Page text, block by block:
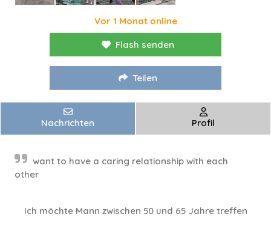
Vor 1 Monat online
Flash senden
Teilen
Nachrichten Profil
want to have a caring relationship with each
other
Ich möchte Mann zwischen 50 und 65 Jahre treffen